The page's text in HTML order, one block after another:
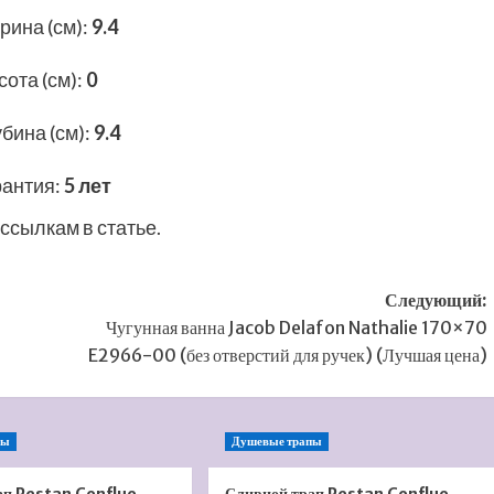
(см): 9.4
(см): 0
(см): 9.4
:5 лет
в статье.
Следующий:
Чугунная ванна Jacob Delafon Nathalie 170×70
E2966-00 (без отверстий для ручек) (Лучшая цена)
Душевые трапы